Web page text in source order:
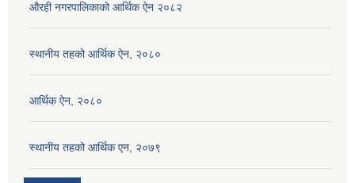
औरही नगरपालिकाको आर्थिक ऐन २०८२
स्थानीय तहको आर्थिक ऐन, २०८०
आर्थिक ऐन, २०८०
स्थानीय तहको आर्थिक एन, २०७९